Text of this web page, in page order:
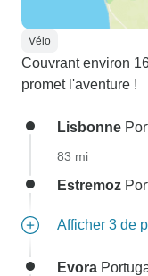
Vélo
Couvrant environ
promet l'aventure !
Lisbonne
83 mi
Estremoz
Afficher 3 de
Evora